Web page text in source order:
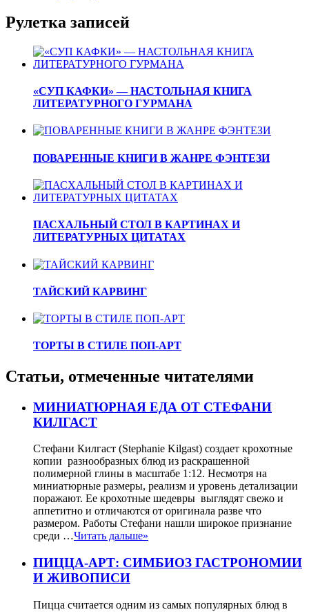
Рулетка записей
«СУП КАФКИ» — НАСТОЛЬНАЯ КНИГА
ЛИТЕРАТУРНОГО ГУРМАНА
ПОВАРЕННЫЕ КНИГИ В ЖАНРЕ ФЭНТЕЗИ
ПАСХАЛЬНЫЙ СТОЛ В КАРТИНАХ И
ЛИТЕРАТУРНЫХ ЦИТАТАХ
ТАЙСКИЙ КАРВИНГ
ТОРТЫ В СТИЛЕ ПОП-АРТ
Статьи, отмеченные читателями
МИНИАТЮРНАЯ ЕДА ОТ СТЕФАНИ
КИЛГАСТ
Стефани Килгаст (Stephanie Kilgast) создает крохотные
копии разнообразных блюд из раскрашенной
полимерной глины в масштабе 1:12. Несмотря на
миниатюрные размеры, реализм и уровень детализации
поражают. Ее крохотные шедевры выглядят свежо и
аппетитно и отличаются от оригинала разве что
размером. Работы Стефани нашли широкое признание
среди …Читать дальше»
ПИЦЦА-АРТ: СИМБИОЗ ГАСТРОНОМИИ
И ЖИВОПИСИ
Пицца считается одним из самых популярных блюд в